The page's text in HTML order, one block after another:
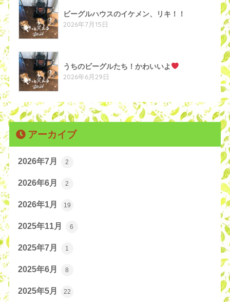
ビーグルハウスのイケメン、リキ！！
2026年7月15日
うちのビーグルたち！かわいいよ
2026年6月29日
アーカイブ
2026年7月 2
2026年6月 2
2026年1月 19
2025年11月 6
2025年7月 1
2025年6月 8
2025年5月 22